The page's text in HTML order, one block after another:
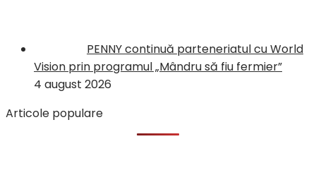
PENNY continuă parteneriatul cu World
Vision prin programul „Mândru să fiu fermier”
4 august 2026
Articole populare